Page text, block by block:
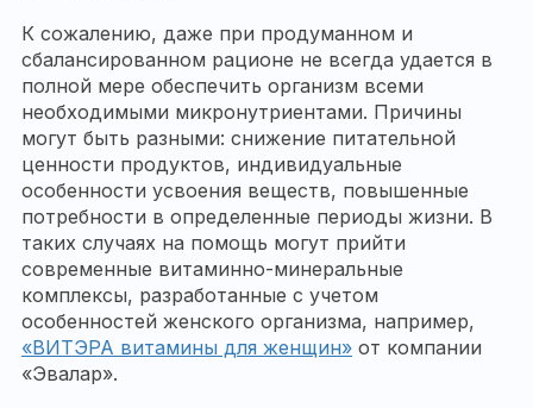
К сожалению, даже при продуманном и
сбалансированном рационе не всегда удается в
полной мере обеспечить организм всеми
необходимыми микронутриентами. Причины
могут быть разными: снижение питательной
ценности продуктов, индивидуальные
особенности усвоения веществ, повышенные
потребности в определенные периоды жизни. В
таких случаях на помощь могут прийти
современные витаминно-минеральные
комплексы, разработанные с учетом
особенностей женского организма, например,
«ВИТЭРА витамины для женщин» от компании
«Эвалар».